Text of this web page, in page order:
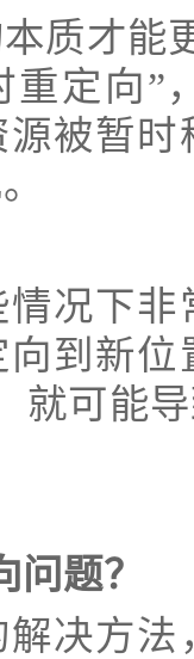
质才能
重定向
被暂
况下
到新
就可能
题？
决方